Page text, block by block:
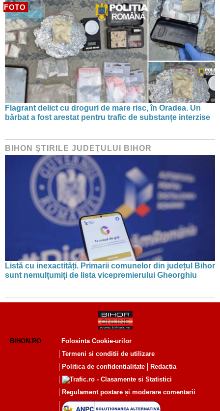
FOTO
Flagrant delict cu droguri de mare risc, în Oradea. Un
bărbat a fost arestat pentru trafic de substanțe interzise
BIHON ŞTIRILE JUDEŢULUI BIHOR
Listă cu inexactități. Primarii comunelor din județul Bihor
sunt nemulțumiți de lista vicepremierului Gheorghiu
BIHON.RO
Folosinta Cookie-urilor
Termeni si conditii de utilizare
Politica de confidentialitate
Redactia
Regulament postare și moderare comentarii